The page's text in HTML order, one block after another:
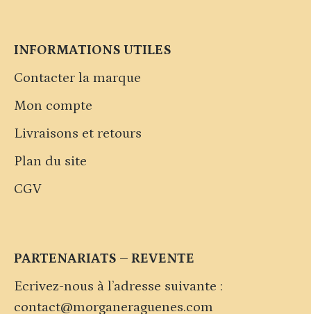
INFORMATIONS UTILES
Contacter la marque
Mon compte
Livraisons et retours
Plan du site
CGV
PARTENARIATS – REVENTE
Ecrivez-nous à l’adresse suivante :
contact@morganeraguenes.com